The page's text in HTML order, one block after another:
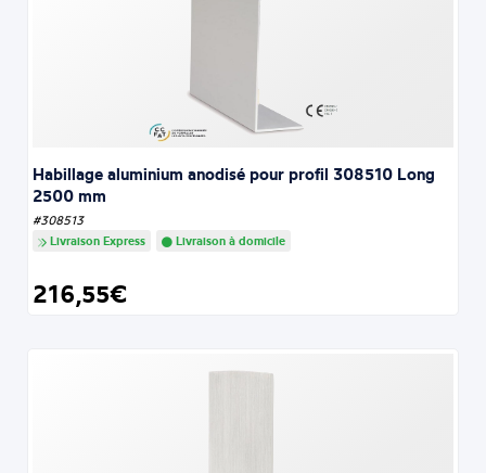
Habillage aluminium anodisé pour profil 308510 Long
2500 mm
#308513
Livraison Express
Livraison à domicile
216,55€